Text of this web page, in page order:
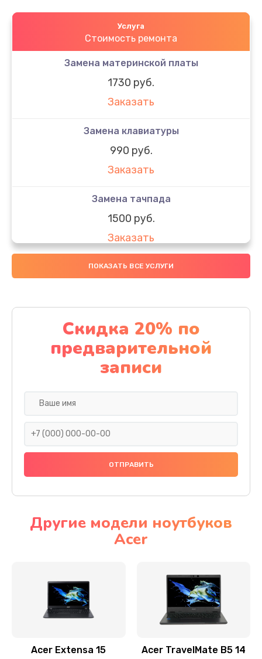
Услуга
Стоимость ремонта
Замена материнской платы
1730 руб.
Заказать
Замена клавиатуры
990 руб.
Заказать
Замена тачпада
1500 руб.
Заказать
Замена южного моста
Заказать
Чистка от пыли
1060 руб.
Заказать
Ремонт подсветки
Настройка BIOS
Замена видеочипа
Заказать
ПОКАЗАТЬ ВСЕ УСЛУГИ
Скидка 20% по
предварительной
записи
Другие модели ноутбуков
Acer
Acer Extensa 15 Acer TravelMate B5 14